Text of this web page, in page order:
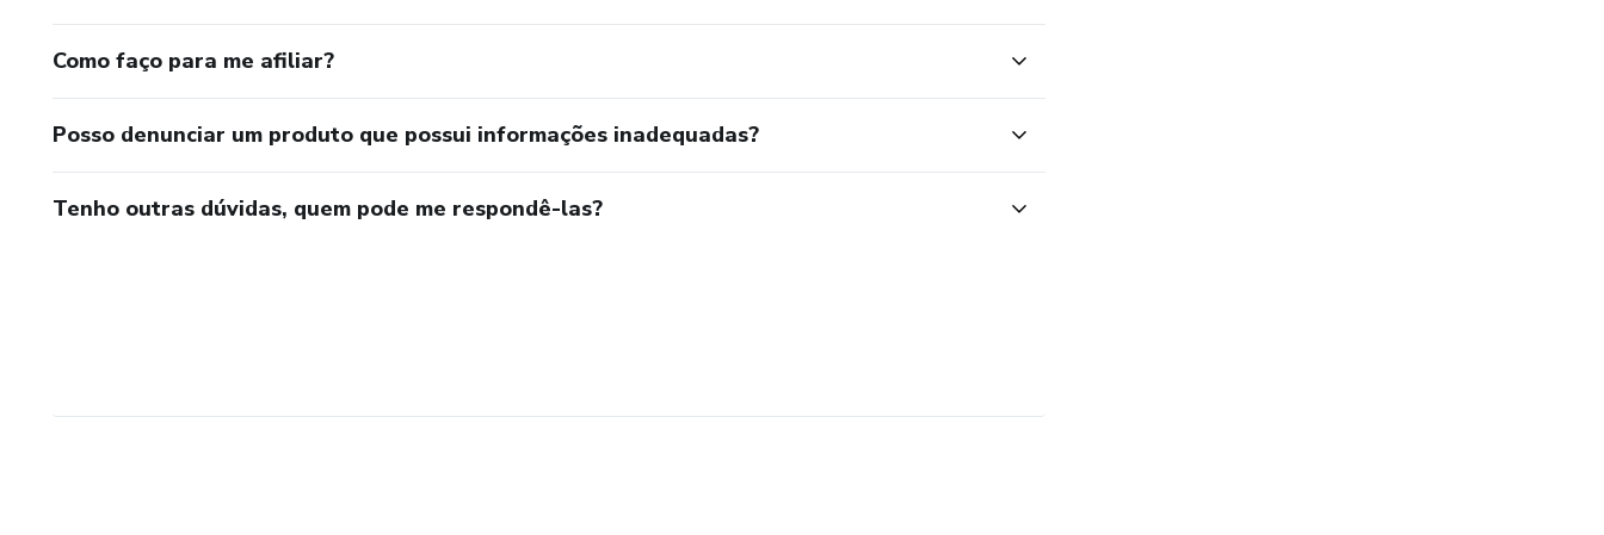
Como faço para me afiliar?
Posso denunciar um produto que possui informações inadequadas?
Tenho outras dúvidas, quem pode me respondê-las?